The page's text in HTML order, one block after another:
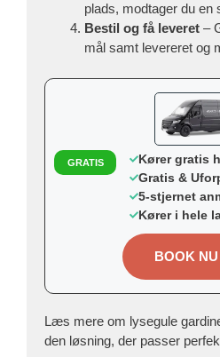
plads, modtager du
Bestil og få leveret –
mål samt levereret og
GRATIS
Kører gratis
Gratis &
5-stjernet
Kører i hele
BOOK
Læs mere om lysegule
den løsning, der passer